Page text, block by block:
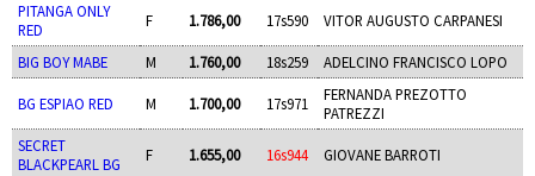
PITANGA ONLY
RED
F 1.786,00 17s590 VITOR AUGUSTO CARPANESI
BIG BOY MABE M 1.760,00 18s259 ADELCINO FRANCISCO LOPO
BG ESPIAO RED M 1.700,00 17s971
FERNANDA PREZOTTO
PATREZZI
SECRET
BLACKPEARL BG
F 1.655,00 16s944 GIOVANE BARROTI